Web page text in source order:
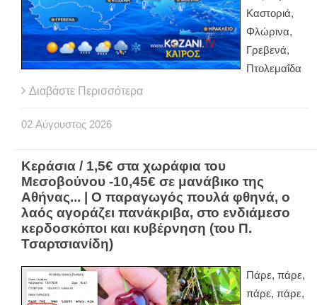
Καστοριά,
Φλώρινα,
Γρεβενά,
Πτολεμαΐδα
Διαβάστε Περισσότερα
02 Αύγουστος 2026
Κεράσια / 1,5€ στα χωράφια του
Μεσοβούνου -10,45€ σε μανάβικο της
Αθήνας... | Ο παραγωγός πουλά φθηνά, ο
λαός αγοράζει πανάκριβα, στο ενδιάμεσο
κερδοσκόποι και κυβέρνηση (του Π.
Τσαρτσιανίδη)
Πάρε, πάρε,
πάρε, πάρε,